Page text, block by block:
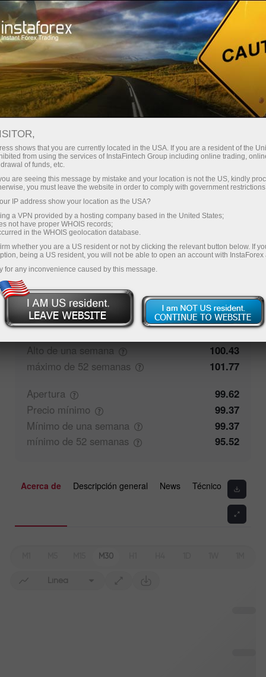
Para operadores
Condiciones comerciales
USDX
99.63 (%) 07 Aug 2026 20:59
Comprar
99.63
99.57
Comentarios de los operadores
Cierre
99.63
Alto de una semana
100.43
máximo de 52 semanas
101.77
Apertura
99.62
Precio mínimo
99.37
Mínimo de una semana
99.37
mínimo de 52 semanas 95.52
Acerca de Descripción general News Técnico
M30
Línea
shows that you are currently located in the USA. If you are a resident of the
from using the services of InstaFintech Group including online trading,
of funds, etc.
are seeing this message by mistake and your location is not the US, kindly
you must leave the website in order to comply with government
IP address show your location as the USA?
a VPN provided by a hosting company based in the United States;
not have proper WHOIS records;
in the WHOIS geolocation database.
whether you are a US resident or not by clicking the relevant button below. If
being a US resident, you will not be able to open an account with InstaForex
for any inconvenience caused by this message.